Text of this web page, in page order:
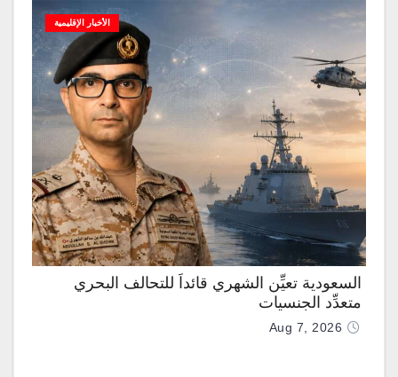
الأخبار الإقليمية
السعودية تعيِّن الشهري قائداً للتحالف البحري
متعدِّد الجنسيات
Aug 7, 2026